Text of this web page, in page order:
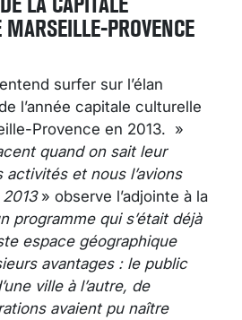
MARSEILLE-PROVENCE
surfer sur l’élan
l’année capitale culturelle
Provence en 2013. »
quand on sait leur
et nous l’avions
» observe l’adjointe à la
programme qui s’était déjà
espace géographique
avantages : le public
ville à l’autre, de
avaient pu naître